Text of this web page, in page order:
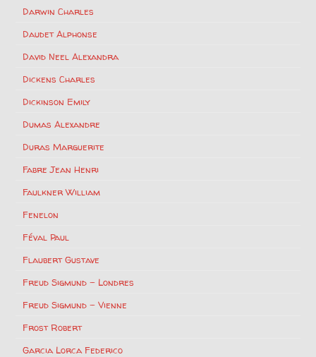
Darwin Charles
Daudet Alphonse
David Neel Alexandra
Dickens Charles
Dickinson Emily
Dumas Alexandre
Duras Marguerite
Fabre Jean Henri
Faulkner William
Fenelon
Féval Paul
Flaubert Gustave
Freud Sigmund – Londres
Freud Sigmund – Vienne
Frost Robert
Garcia Lorca Federico